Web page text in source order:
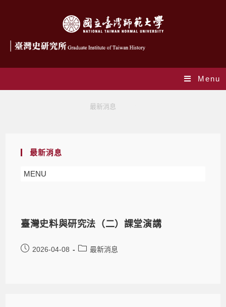
Menu
最新消息
最新消息
MENU
臺灣史料與研究法（二）課堂演講
2026-04-08 最新消息